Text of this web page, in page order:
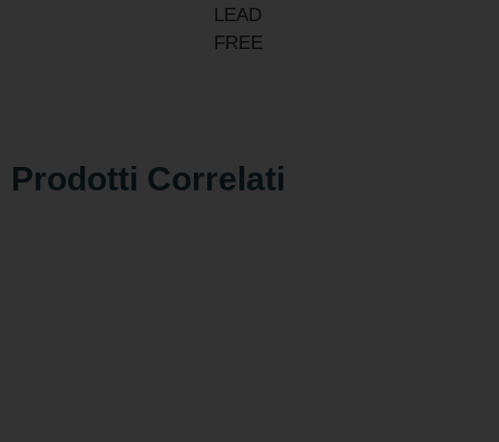
LEAD
FREE
Prodotti Correlati